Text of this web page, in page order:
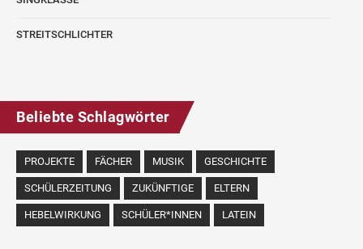
STREITSCHLICHTER
Beliebte Schlagwörter
PROJEKTE FÄCHER MUSIK GESCHICHTE
SCHÜLERZEITUNG ZUKÜNFTIGE ELTERN
HEBELWIRKUNG SCHÜLER*INNEN LATEIN